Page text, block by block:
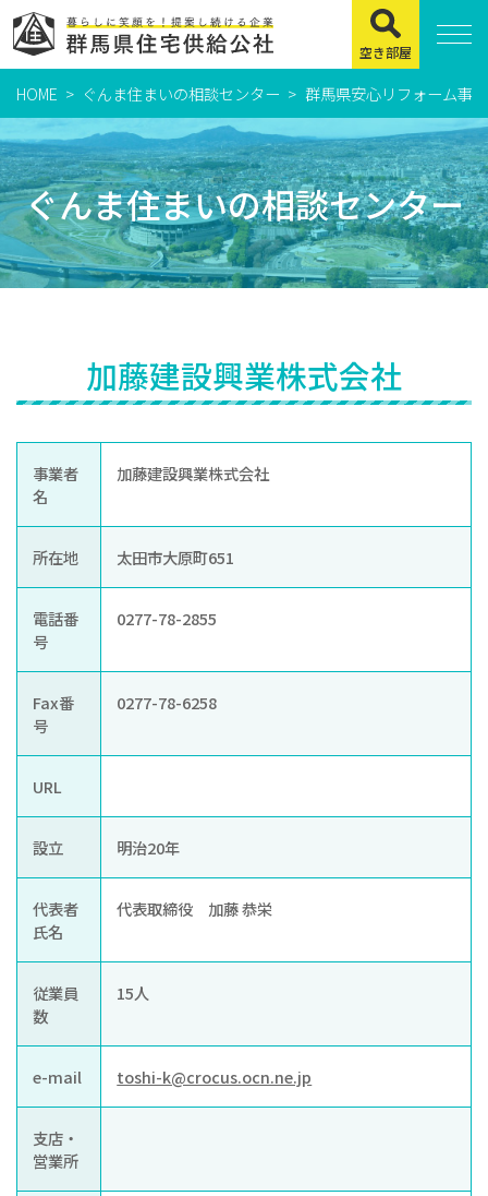
住まいをお探しの方
県営住宅
公社賃貸住宅
緊急通報システムについて
市営・町営住宅
賃貸店舗・事務所
ぐんま住まいの
相談センター
現在お住まい
の方へ
公社に
ついて
採用
入札
空き部屋
HOME ぐんま住まいの相談センター 群馬県安心リフォーム事
ぐんま住まいの相談センター
加藤建設興業株式会社
事業者
名
加藤建設興業株式会社
所在地 太田市大原町651
電話番
号
0277-78-2855
Fax番
号
0277-78-6258
URL
設立 明治20年
代表者
氏名
代表取締役 加藤 恭栄
従業員
数
15人
e-mail toshi-k@crocus.ocn.ne.jp
支店・
営業所